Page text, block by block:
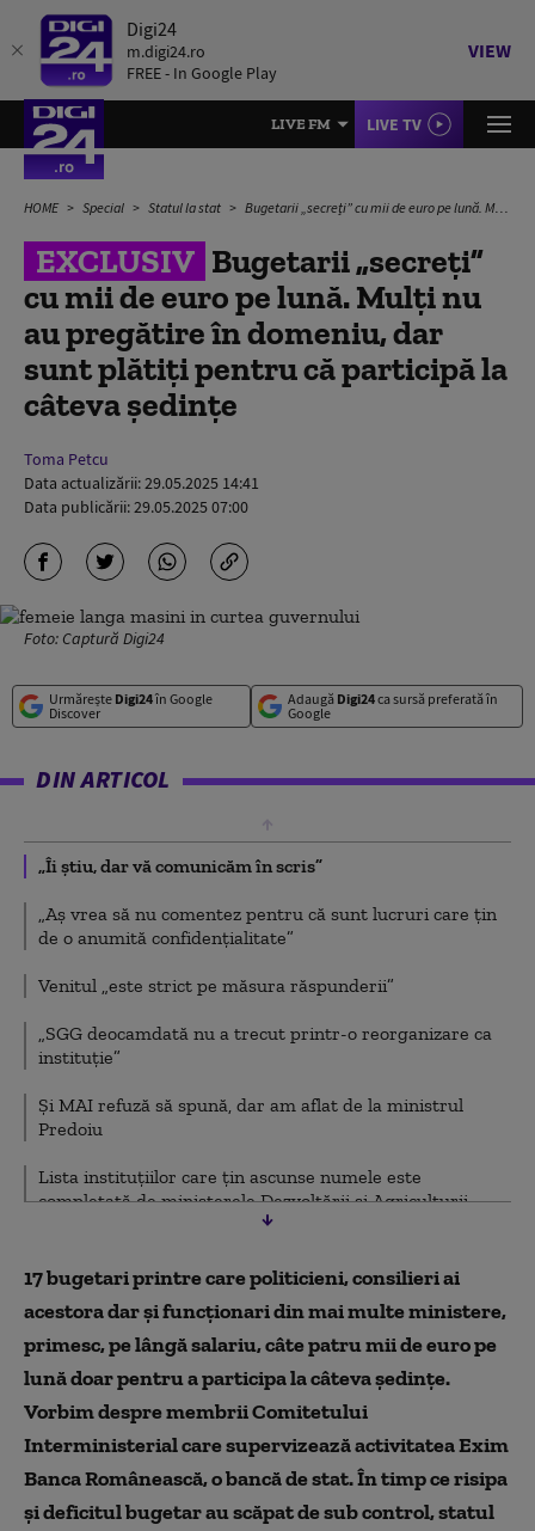
Digi24
m.digi24.ro
FREE - In Google Play
VIEW
LIVE FM LIVE TV
HOME Special Statul la stat Bugetarii „secreți” cu mii de euro pe lună. Mulți nu au pregătire în domeniu, dar sunt plătiți pentru că participă la câteva ședințe
EXCLUSIV Bugetarii „secreți”
cu mii de euro pe lună. Mulți nu
au pregătire în domeniu, dar
sunt plătiți pentru că participă la
câteva ședințe
Toma Petcu
Data actualizării:29.05.2025 14:41
Data publicării:29.05.2025 07:00
Foto: Captură Digi24
Urmărește Digi24în Google
Discover
Adaugă Digi24ca sursă preferată în
Google
DIN ARTICOL
„Îi știu, dar vă comunicăm în scris”
„Aș vrea să nu comentez pentru că sunt lucruri care țin
de o anumită confidențialitate”
Venitul „este strict pe măsura răspunderii”
„SGG deocamdată nu a trecut printr-o reorganizare ca
instituție”
Și MAI refuză să spună, dar am aflat de la ministrul
Predoiu
Lista instituțiilor care țin ascunse numele este
completată de ministerele Dezvoltării și Agriculturii
17 bugetari printre care politicieni, consilieri ai
acestora dar și funcționari din mai multe ministere,
primesc, pe lângă salariu, câte patru mii de euro pe
lună doar pentru a participa la câteva ședințe.
Vorbim despre membrii Comitetului
Interministerial care supervizează activitatea Exim
Banca Românească, o bancă de stat. În timp ce risipa
și deficitul bugetar au scăpat de sub control, statul